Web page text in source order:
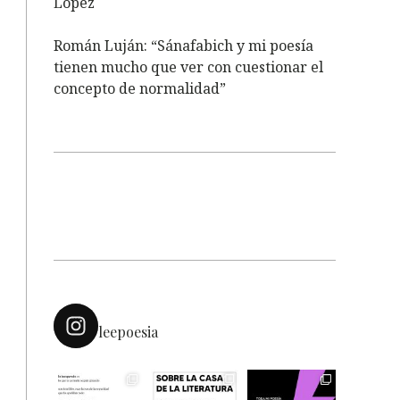
Román Luján: “Sánafabich y mi poesía
tienen mucho que ver con cuestionar el
concepto de normalidad”
leepoesia